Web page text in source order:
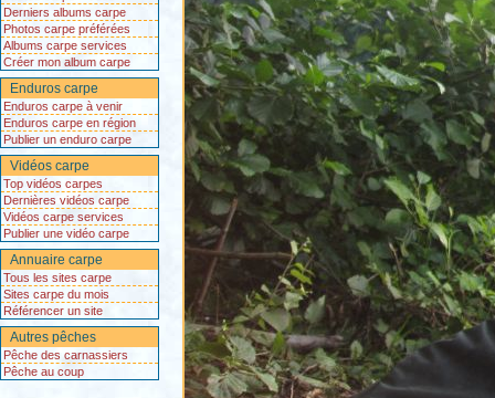
Derniers albums carpe
Photos carpe préférées
Albums carpe services
Créer mon album carpe
Enduros carpe
Enduros carpe à venir
Enduros carpe en région
Publier un enduro carpe
Vidéos carpe
Top vidéos carpes
Dernières vidéos carpe
Vidéos carpe services
Publier une vidéo carpe
Annuaire carpe
Tous les sites carpe
Sites carpe du mois
Référencer un site
Autres pêches
Pêche des carnassiers
Pêche au coup